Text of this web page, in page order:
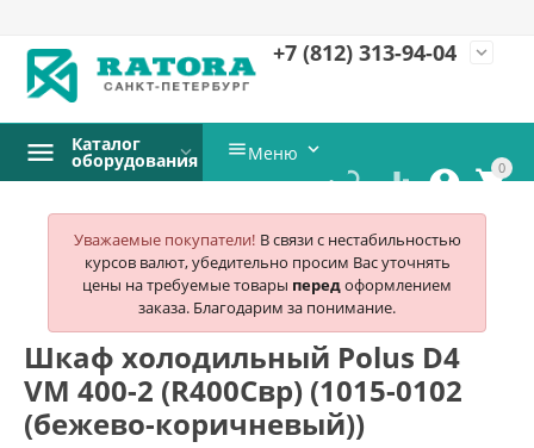
+7 (812) 313-94-04 expand_more
0


 
Каталог
оборудования Меню 
Уважаемые покупатели! В связи с нестабильностью
курсов валют, убедительно просим Вас уточнять
цены на требуемые товары передоформлением
заказа. Благодарим за понимание.
Шкаф холодильный Polus D4
VM 400-2 (R400Свр) (1015-0102
(бежево-коричневый))